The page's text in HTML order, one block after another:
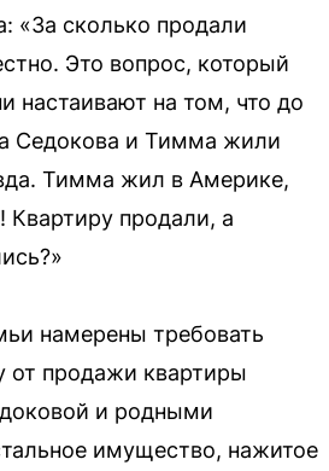
«За сколько продали
Это вопрос, который
настаивают на том, что до
Седокова и Тимма жили
Тимма жил в Америке,
Квартиру продали, а
намерены требовать
от продажи квартиры
и родными
имущество, нажитое